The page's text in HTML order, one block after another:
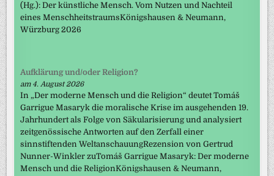
(Hg.): Der künstliche Mensch. Vom Nutzen und Nachteil
eines MenschheitstraumsKönigshausen & Neumann,
Würzburg 2026
Aufklärung und/oder Religion?
am 4. August 2026
In „Der moderne Mensch und die Religion“ deutet Tomáš
Garrigue Masaryk die moralische Krise im ausgehenden 19.
Jahrhundert als Folge von Säkularisierung und analysiert
zeitgenössische Antworten auf den Zerfall einer
sinnstiftenden WeltanschauungRezension von Gertrud
Nunner-Winkler zuTomáš Garrigue Masaryk: Der moderne
Mensch und die ReligionKönigshausen & Neumann,